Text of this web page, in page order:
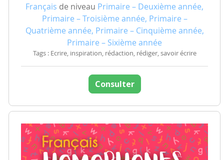
Français de niveau Primaire – Deuxième année,
Primaire – Troisième année, Primaire –
Quatrième année, Primaire – Cinquième année,
Primaire – Sixième année
Tags : Ecrire, inspiration, rédaction, rédiger, savoir écrire
Consulter